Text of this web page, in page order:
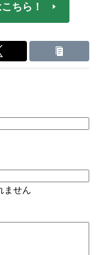
ちら！
ません